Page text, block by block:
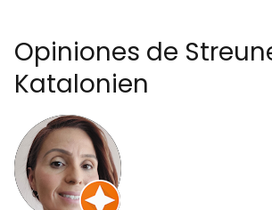
Opiniones de
Katalonien